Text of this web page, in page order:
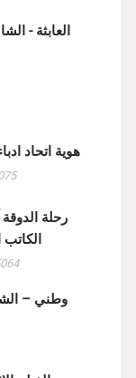
العابثة -
هوية اتحاد
رحلة الدوقة
وطني –